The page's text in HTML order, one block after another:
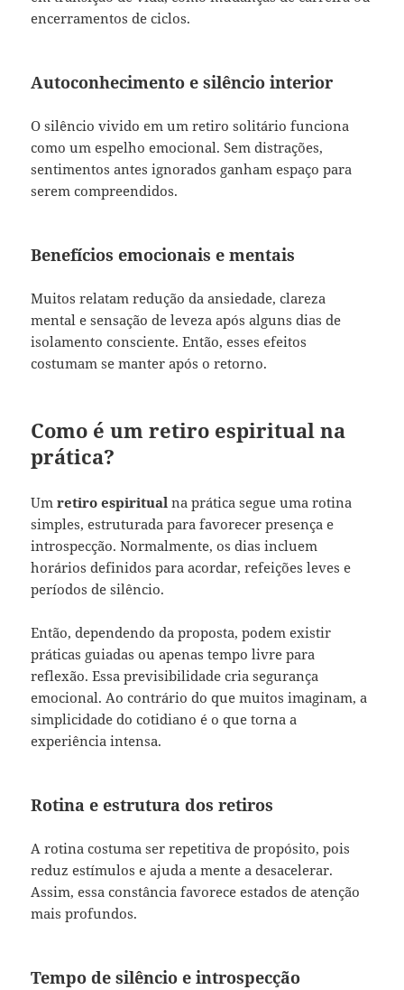
encerramentos de ciclos.
Autoconhecimento e silêncio interior
O silêncio vivido em um retiro solitário funciona
como um espelho emocional. Sem distrações,
sentimentos antes ignorados ganham espaço para
serem compreendidos.
Benefícios emocionais e mentais
Muitos relatam redução da ansiedade, clareza
mental e sensação de leveza após alguns dias de
isolamento consciente. Então, esses efeitos
costumam se manter após o retorno.
Como é um retiro espiritual na
prática?
Umretiro espiritual na prática segue uma rotina
simples, estruturada para favorecer presença e
introspecção. Normalmente, os dias incluem
horários definidos para acordar, refeições leves e
períodos de silêncio.
Então, dependendo da proposta, podem existir
práticas guiadas ou apenas tempo livre para
reflexão. Essa previsibilidade cria segurança
emocional. Ao contrário do que muitos imaginam, a
simplicidade do cotidiano é o que torna a
experiência intensa.
Rotina e estrutura dos retiros
A rotina costuma ser repetitiva de propósito, pois
reduz estímulos e ajuda a mente a desacelerar.
Assim, essa constância favorece estados de atenção
mais profundos.
Tempo de silêncio e introspecção